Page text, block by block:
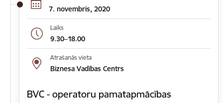
7. novembris, 2020
Laiks
9.30–18.00
Atrašanās vieta
Biznesa Vadības Centrs
BVC - operatoru pamatapmācības